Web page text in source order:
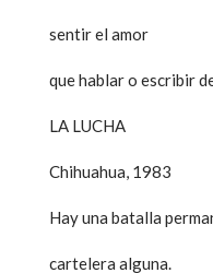
sentir el amor
que hablar o escribir
LA LUCHA
Chihuahua, 1983
Hay una batalla
cartelera alguna.